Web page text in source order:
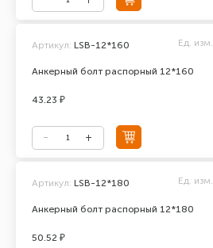
Анкерный болт распорный 12*160
Артикул: LSB-12*160 Ед. изм.
43.23 ₽
Анкерный болт распорный 12*180
Артикул: LSB-12*180 Ед. изм.
50.52 ₽